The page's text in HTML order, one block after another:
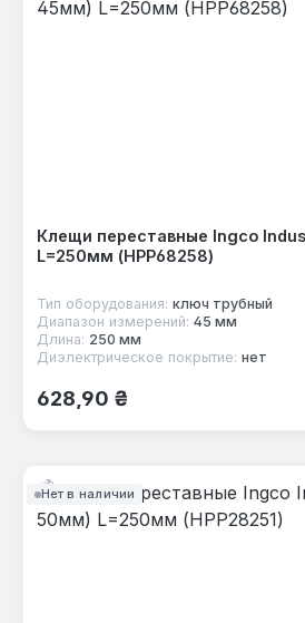
Клещи переставные Ingco
L=250мм (HPP68258)
Тип оборудования: ключ трубный
Диапазон измерений: 45 мм
Длина: 250 мм
Диэлектрическое покрытие: нет
Обычная цена:
628,90 ₴
Нет в наличии